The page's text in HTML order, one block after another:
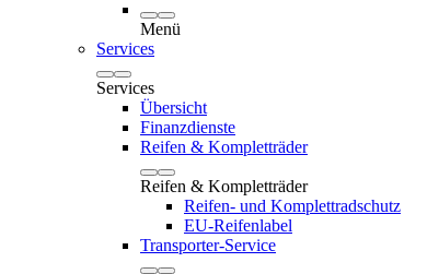
Menü
Services
Services
Übersicht
Finanzdienste
Reifen & Kompletträder
Reifen & Kompletträder
Reifen- und Komplettradschutz
EU-Reifenlabel
Transporter-Service